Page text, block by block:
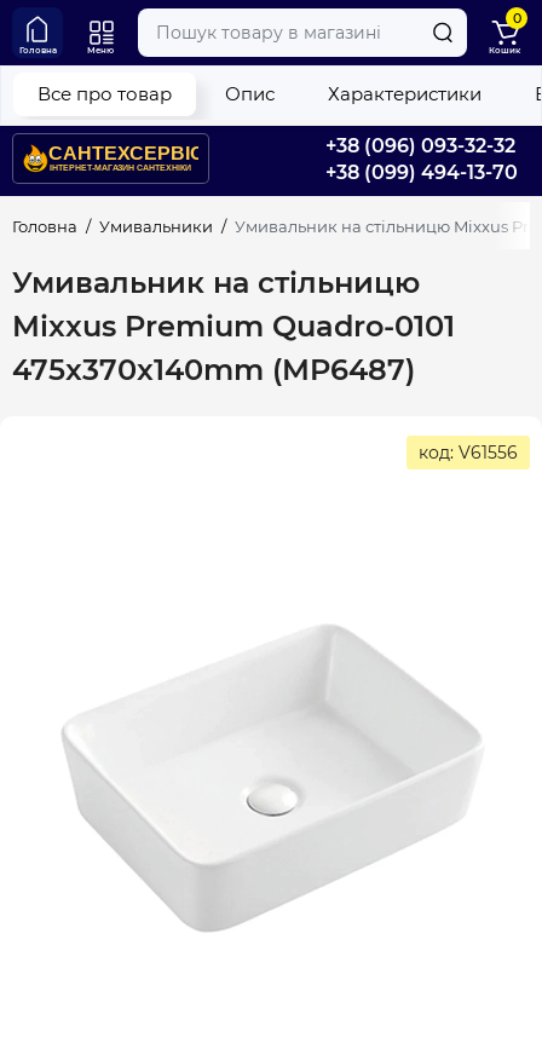
+38 (096) 093-32-32
+38 (099) 494-13-70
Головна Меню
0
Кошик
Головна Умивальники Умивальник на стільницю Mixxus
Умивальник на стільницю
Mixxus Premium Quadro-0101
475x370x140mm (MP6487)
Все про товар Опис Характеристики
код: V61556